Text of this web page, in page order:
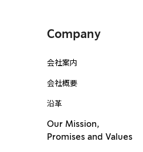
Company
会社案内
会社概要
沿革
Our Mission,
Promises and Values